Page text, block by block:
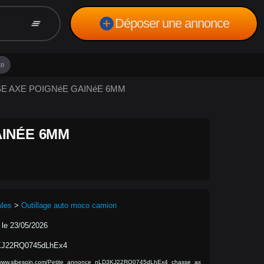
clear_all add_circleDéposer une annonce
AXE POIGNéE GAINéE 6MM
6MM
> Outillage auto moco camion
le 23/05/2026
Petite_annonce_nLD3KJ22RQ0745dLhEx4_chasse_ax